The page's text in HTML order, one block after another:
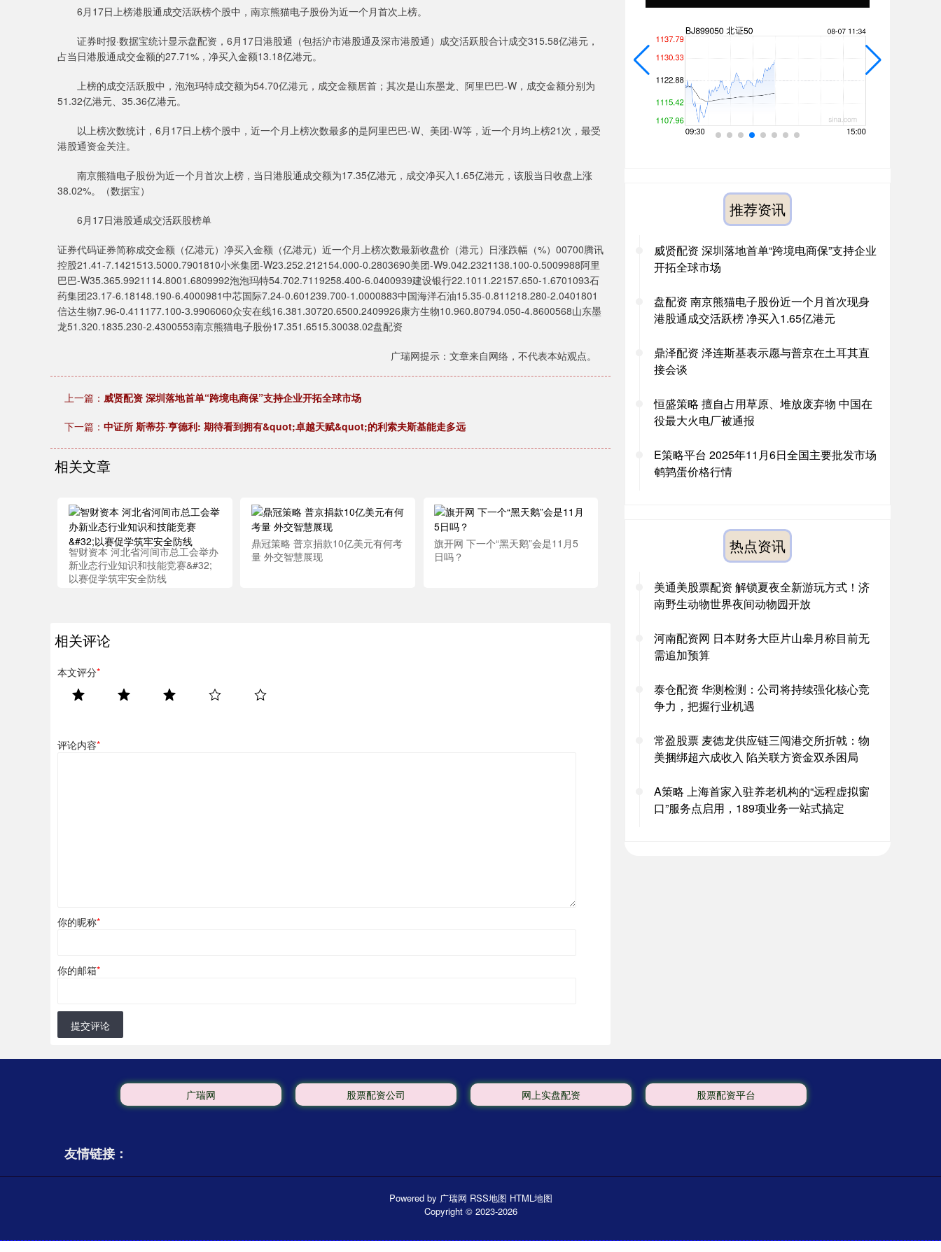
6月17日上榜港股通成交活跃榜个股中，南京熊猫电子股份为近一个月首次上榜。
证券时报·数据宝统计显示盘配资，6月17日港股通（包括沪市港股通及深市港股通）成交活跃股合计成交315.58亿港元，
占当日港股通成交金额的27.71%，净买入金额13.18亿港元。
上榜的成交活跃股中，泡泡玛特成交额为54.70亿港元，成交金额居首；其次是山东墨龙、阿里巴巴-W，成交金额分别为
51.32亿港元、35.36亿港元。
以上榜次数统计，6月17日上榜个股中，近一个月上榜次数最多的是阿里巴巴-W、美团-W等，近一个月均上榜21次，最受
港股通资金关注。
南京熊猫电子股份为近一个月首次上榜，当日港股通成交额为17.35亿港元，成交净买入1.65亿港元，该股当日收盘上涨
38.02%。（数据宝）
6月17日港股通成交活跃股榜单
证券代码证券简称成交金额（亿港元）净买入金额（亿港元）近一个月上榜次数最新收盘价（港元）日涨跌幅（%）00700腾讯
控股21.41-7.1421513.5000.7901810小米集团-W23.252.212154.000-0.2803690美团-W9.042.2321138.100-0.5009988阿里
巴巴-W35.365.9921114.8001.6809992泡泡玛特54.702.7119258.400-6.0400939建设银行22.1011.22157.650-1.6701093石
药集团23.17-6.18148.190-6.4000981中芯国际7.24-0.601239.700-1.0000883中国海洋石油15.35-0.811218.280-2.0401801
信达生物7.96-0.411177.100-3.9906060众安在线16.381.30720.6500.2409926康方生物10.960.80794.050-4.8600568山东墨
龙51.320.1835.230-2.4300553南京熊猫电子股份17.351.6515.30038.02盘配资
广瑞网提示：文章来自网络，不代表本站观点。
上一篇： 威贤配资 深圳落地首单“跨境电商保”支持企业开拓全球市场
下一篇： 中证所 斯蒂芬·亨德利: 期待看到拥有&quot;卓越天赋&quot;的利索夫斯基能走多远
相关文章
智财资本 河北省河间市总工会举办
新业态行业知识和技能竞赛&#32;
以赛促学筑牢安全防线
鼎冠策略 普京捐款10亿美元有何考
量 外交智慧展现
旗开网 下一个“黑天鹅”会是11月5
日吗？
相关评论
本文评分*
评论内容*
你的昵称*
你的邮箱*
提交评论
推荐资讯
威贤配资 深圳落地首单“跨境电商保”支持企业
开拓全球市场
盘配资 南京熊猫电子股份近一个月首次现身
港股通成交活跃榜 净买入1.65亿港元
鼎泽配资 泽连斯基表示愿与普京在土耳其直
接会谈
恒盛策略 擅自占用草原、堆放废弃物 中国在
役最大火电厂被通报
E策略平台 2025年11月6日全国主要批发市场
鹌鹑蛋价格行情
热点资讯
美通美股票配资 解锁夏夜全新游玩方式！济
南野生动物世界夜间动物园开放
河南配资网 日本财务大臣片山皋月称目前无
需追加预算
泰仓配资 华测检测：公司将持续强化核心竞
争力，把握行业机遇
常盈股票 麦德龙供应链三闯港交所折戟：物
美捆绑超六成收入 陷关联方资金双杀困局
A策略 上海首家入驻养老机构的“远程虚拟窗
口”服务点启用，189项业务一站式搞定
广瑞网 股票配资公司 网上实盘配资 股票配资平台
友情链接：
Powered by 广瑞网 RSS地图 HTML地图
Copyright © 2023-2026